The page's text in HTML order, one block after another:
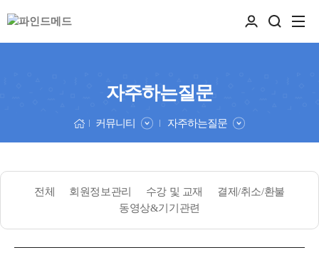
자주하는질문
커뮤니티 자주하는질문
전체 회원정보관리 수강 및 교재
결제/취소/환불
동영상&기기관련